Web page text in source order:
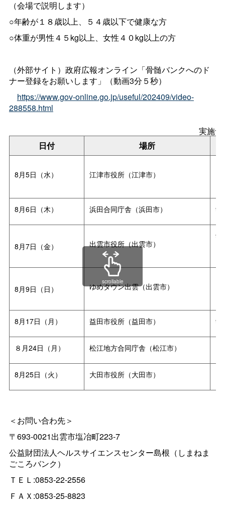
（会場で説明します）
○年齢が１８歳以上、５４歳以下で健康な方
○体重が男性４５kg以上、女性４０kg以上の方
（外部サイト）政府広報オンライン「骨髄バンクへのド
ナー登録をお願いします」（動画3分５秒）
https://www.gov-online.go.jp/useful/202409/video-
288558.html
実施予
日付
場所
8月5日（水） 江津市役所（江津市）
8月6日（木） 浜田合同庁舎（浜田市）
8月7日（金） 出雲市役所（出雲市）
8月9日（日） ゆめタウン出雲（出雲市）
8月17日（月） 益田市役所（益田市）
８月24日（月） 松江地方合同庁舎（松江市）
8月25日（火） 大田市役所（大田市）
scrollable
＜お問い合わ先＞
〒693-0021出雲市塩冶町223-7
公益財団法人ヘルスサイエンスセンター島根（しまねま
ごころバンク）
ＴＥＬ:0853-22-2556
ＦＡＸ :0853-25-8823